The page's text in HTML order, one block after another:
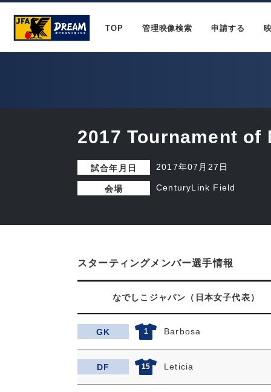
TOP 管理映像検索 申請する
2017 Tournament of
試合年月日 2017年07月27日
会場 CenturyLink Field
スターティングメンバー選手情報
なでしこジャパン（日本女子代表）
GK 1 Barbosa
DF 15 Leticia